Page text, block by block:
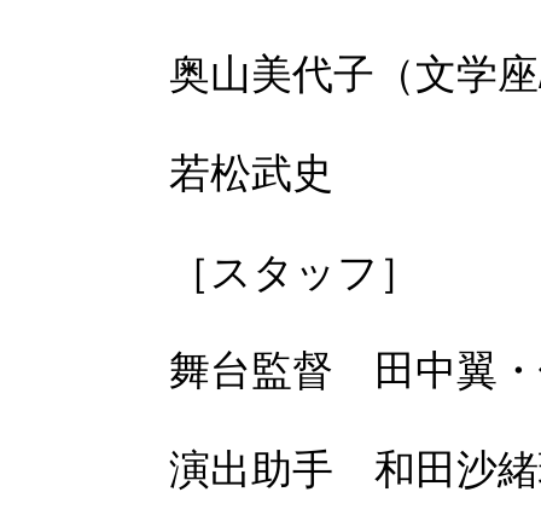
奥山美代子（文学
若松武史
［スタッフ］
舞台監督 田中翼
演出助手 和田沙